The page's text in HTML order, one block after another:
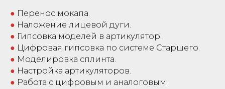
● Перенос мокапа.
● Наложение лицевой дуги.
● Гипсовка моделей в артикулятор.
● Цифровая гипсовка по системе Старшего.
● Моделировка сплинта.
● Настройка артикуляторов.
● Работа с цифровым и аналоговым